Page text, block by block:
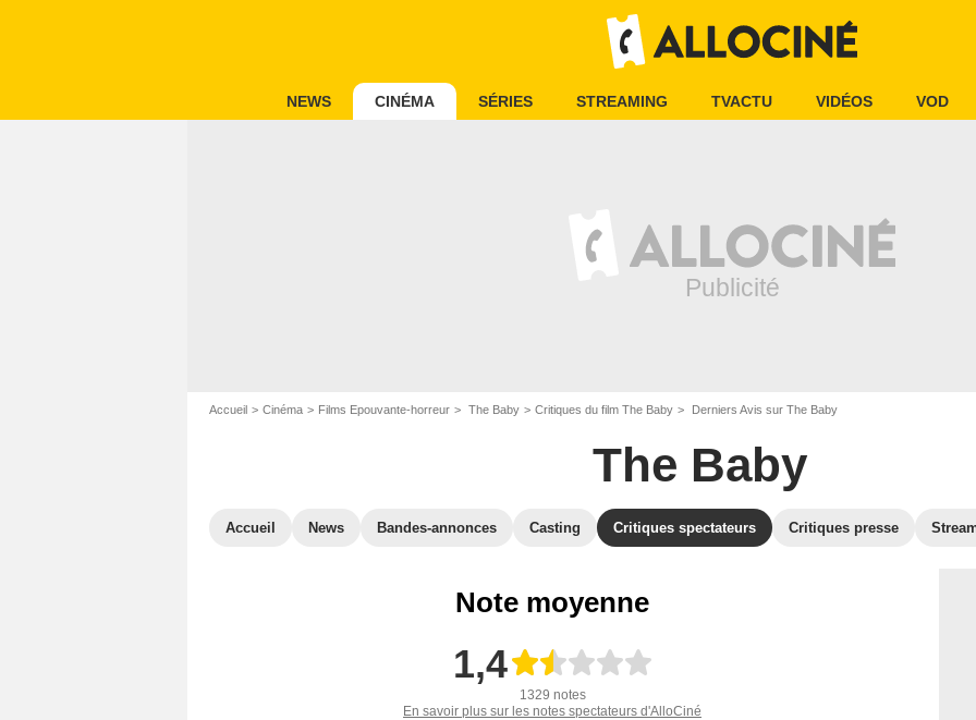
NEWS CINÉMA SÉRIES STREAMING TVACTU VIDÉOS VOD
Accueil Cinéma Films Epouvante-horreur The Baby Critiques du film The Baby Derniers Avis sur The Baby
The Baby
Accueil News Bandes-annonces Casting Critiques spectateurs Critiques presse
Note moyenne
1,4
1329 notes
En savoir plus sur les notes spectateurs d'AlloCiné